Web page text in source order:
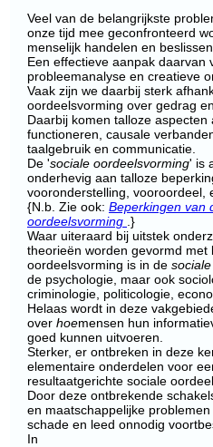
Veel van de belangrijkste
onze tijd mee geconfronteerd
menselijk handelen en beslissen.
Een effectieve aanpak daarvan
probleemanalyse en creatieve
Vaak zijn we daarbij sterk
oordeelsvorming over gedrag
Daarbij komen talloze
functioneren, causale
taalgebruik en communicatie.
De 'sociale oordeelsvorming' is
onderhevig aan talloze
vooronderstelling, vooroordeel,
{N.b. Zie ook: Beperkingen van
oordeelsvorming .}
Waar uiteraard bij uitstek
theorieën worden gevormd met
oordeelsvorming is in de
de psychologie, maar ook
criminologie, politicologie,
Helaas wordt in deze
over hoemensen hun
goed kunnen uitvoeren.
Sterker, er ontbreken in deze
elementaire onderdelen voor
resultaatgerichte sociale
Door deze ontbrekende
en maatschappelijke
schade en leed onnodig
In